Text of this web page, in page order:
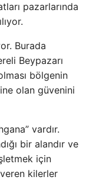
pazarlarında
Burada
Beypazarı
bölgenin
olan güvenini
vardır.
bir alandır ve
için
kilerler